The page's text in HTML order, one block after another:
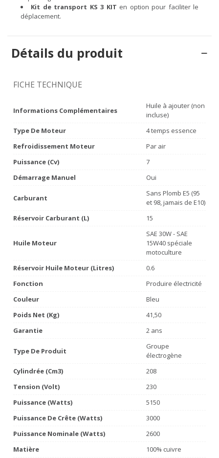
Kit de transport KS 3 KIT en option pour faciliter le
déplacement.
Détails du produit
FICHE TECHNIQUE
Informations Complémentaires
Huile à ajouter (non
incluse)
Type De Moteur
4 temps essence
Refroidissement Moteur
Par air
Puissance (Cv)
7
Démarrage Manuel
Oui
Carburant
Sans Plomb E5 (95
et 98, jamais de E10)
Réservoir Carburant (L)
15
Huile Moteur
SAE 30W - SAE
15W40 spéciale
motoculture
Réservoir Huile Moteur (litres)
0.6
Fonction
Produire électricité
Couleur
Bleu
Poids Net (Kg)
41,50
Garantie
2 ans
Type De Produit
Groupe
électrogène
Cylindrée (cm3)
208
Tension (volt)
230
Puissance (watts)
5150
Puissance De Crête (watts)
3000
Puissance Nominale (watts)
2600
Matière
100% cuivre